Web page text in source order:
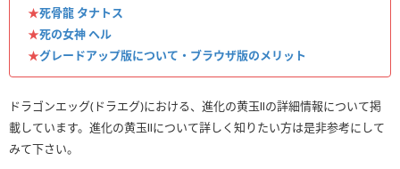
★死骨龍 タナトス
★死の女神 ヘル
★グレードアップ版について・ブラウザ版のメリット
ドラゴンエッグ(ドラエグ)における、進化の黄玉Ⅱの詳細情報について掲
載しています。進化の黄玉Ⅱについて詳しく知りたい方は是非参考にして
みて下さい。